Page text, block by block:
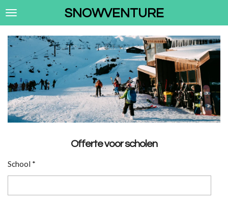
Ga
de
hoofdinhoud
SNOWVENTURE
Offerte voor scholen
School *